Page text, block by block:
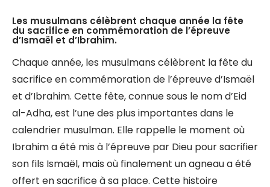
Les musulmans célèbrent chaque année la fête
du sacrifice en commémoration de l’épreuve
d’Ismaël et d’Ibrahim.
Chaque année, les musulmans célèbrent la fête du
sacrifice en commémoration de l’épreuve d’Ismaël
et d’Ibrahim. Cette fête, connue sous le nom d’Eid
al-Adha, est l’une des plus importantes dans le
calendrier musulman. Elle rappelle le moment où
Ibrahim a été mis à l’épreuve par Dieu pour sacrifier
son fils Ismaël, mais où finalement un agneau a été
offert en sacrifice à sa place. Cette histoire